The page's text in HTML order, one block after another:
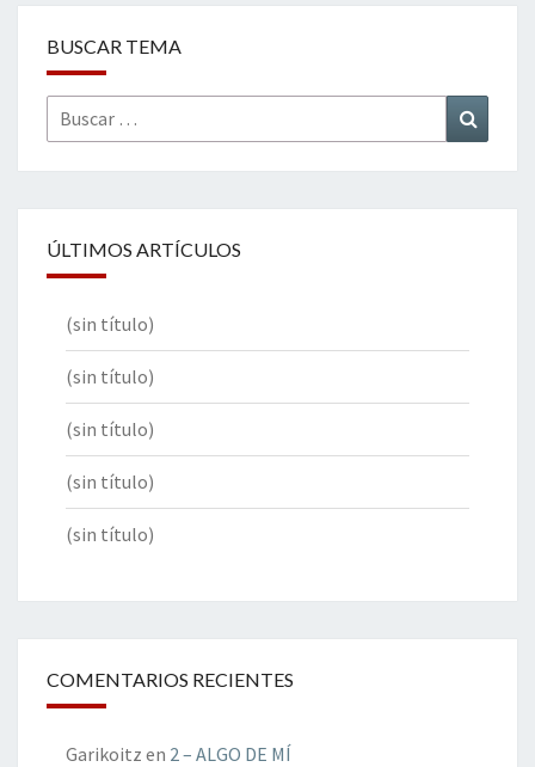
BUSCAR TEMA
Buscar
por:
ÚLTIMOS ARTÍCULOS
(sin título)
(sin título)
(sin título)
(sin título)
(sin título)
COMENTARIOS RECIENTES
Garikoitz en 2 – ALGO DE MÍ